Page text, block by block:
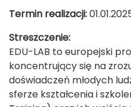
Termin realizacji:
Streszczenie:
EDU-LAB to europejski
koncentrujący się na
doświadczeń młodych
sferze kształcenia i